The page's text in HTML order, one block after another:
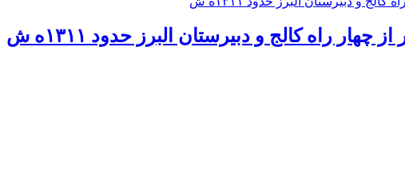
راه كالج و دبيرستان البرز حدود ۱۳۱۱ه ش